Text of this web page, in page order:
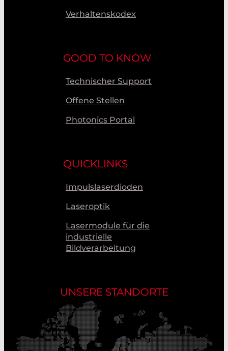
Verhaltenskodex
GOOD TO KNOW
Technischer Support
Offene Stellen
Photonics Portal
QUICKLINKS
Impulslaserdioden
Laseroptik
Lasermodule für die
industrielle
Bildverarbeitung
UNSERE STANDORTE